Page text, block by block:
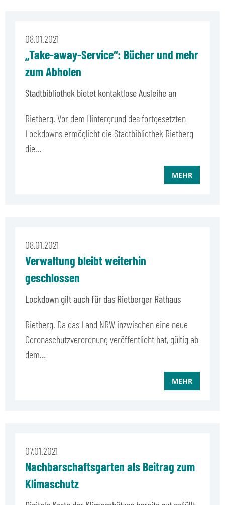
08.01.2021
„Take-away-Service“: Bücher und mehr
zum Abholen
Stadtbibliothek bietet kontaktlose Ausleihe an
Rietberg. Vor dem Hintergrund des fortgesetzten
Lockdowns ermöglicht die Stadtbibliothek Rietberg
die…
MEHR
08.01.2021
Verwaltung bleibt weiterhin
geschlossen
Lockdown gilt auch für das Rietberger Rathaus
Rietberg. Da das Land NRW inzwischen eine neue
Coronaschutzverordnung veröffentlicht hat, gültig ab
dem…
MEHR
07.01.2021
Nachbarschaftsgarten als Beitrag zum
Klimaschutz